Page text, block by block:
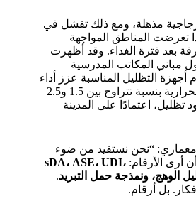
مذهلة، ومع ذلك تفشل في
تعرضت المناطق المواجهة
بعد فترة الغداء. وقد أظهرت
أجريت عام 2023 حول مباني المكاتب المدرسية
أجهزة التظليل المناسبة عزز أداء
الإضاءة الطبيعية والراحة الحرارية بنسبة تتراوح بين 1.5 و2.5
تظليل، اعتمادًا على المدينة
“نحن نستفيد من ضوء
أرى الأرقام: sDA، ASE، UDI،
.
بل أرقام.